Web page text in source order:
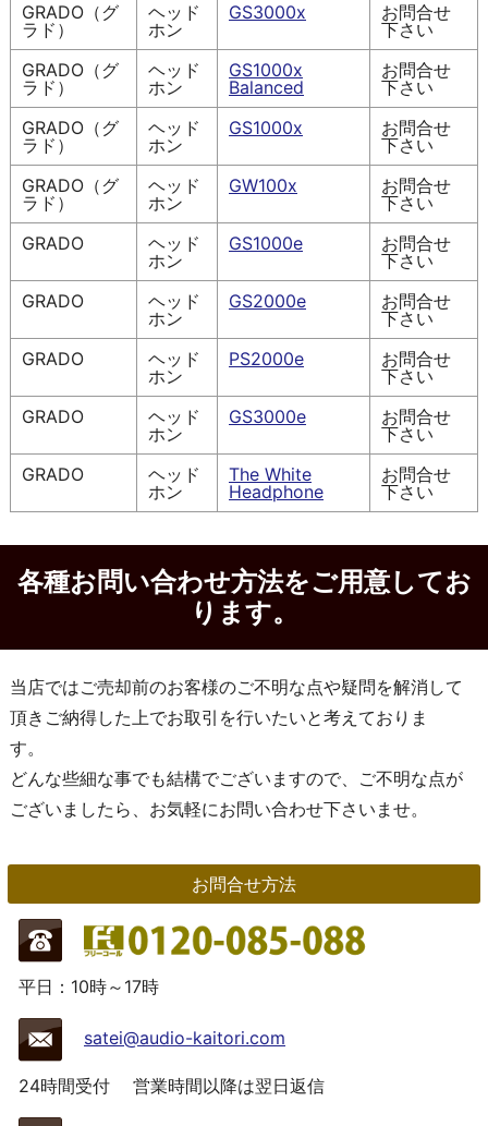
GRADO（グ
ラド）
ヘッド
ホン
GS3000x
お問合せ
下さい
GRADO（グ
ラド）
ヘッド
ホン
GS1000x
Balanced
お問合せ
下さい
GRADO（グ
ラド）
ヘッド
ホン
GS1000x
お問合せ
下さい
GRADO（グ
ラド）
ヘッド
ホン
GW100x
お問合せ
下さい
GRADO
ヘッド
ホン
GS1000e
お問合せ
下さい
GRADO
ヘッド
ホン
GS2000e
お問合せ
下さい
GRADO
ヘッド
ホン
PS2000e
お問合せ
下さい
GRADO
ヘッド
ホン
GS3000e
お問合せ
下さい
GRADO
ヘッド
ホン
The White
Headphone
お問合せ
下さい
各種お問い合わせ方法をご用意してお
ります。
当店ではご売却前のお客様のご不明な点や疑問を解消して
頂きご納得した上でお取引を行いたいと考えておりま
す。
どんな些細な事でも結構でございますので、ご不明な点が
ございましたら、お気軽にお問い合わせ下さいませ。
お問合せ方法
平日：10時～17時
satei@audio-kaitori.com
24時間受付 営業時間以降は翌日返信